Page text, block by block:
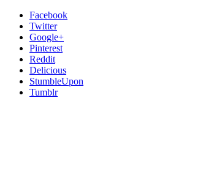
Facebook
Twitter
Google+
Pinterest
Reddit
Delicious
StumbleUpon
Tumblr